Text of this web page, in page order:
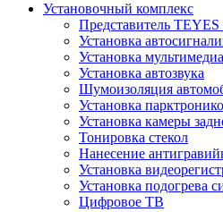
Установочный комплекс
Представитель
Установка
Установка мультимедиа
Установка автозвука
Шумоизоляция
Установка
Установка камеры
Тонировка стекол
Нанесение
Установка
Установка подогрева
Цифровое ТВ